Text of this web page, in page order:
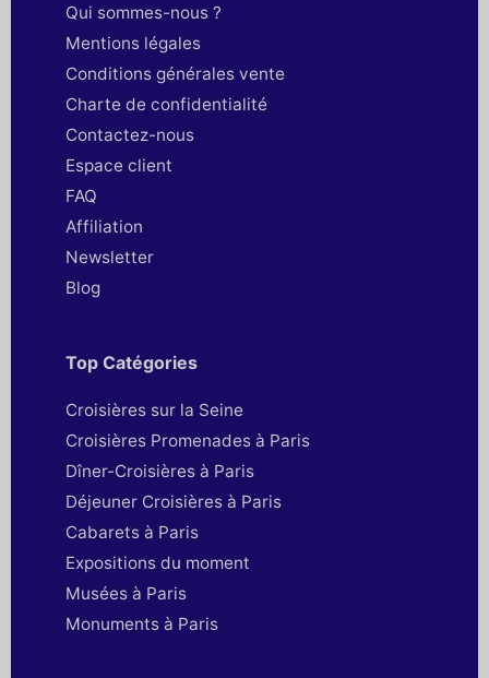
Qui sommes-nous ?
Mentions légales
Conditions générales vente
Charte de confidentialité
Contactez-nous
Espace client
FAQ
Affiliation
Newsletter
Blog
Top Catégories
Croisières sur la Seine
Croisières Promenades à Paris
Dîner-Croisières à Paris
Déjeuner Croisières à Paris
Cabarets à Paris
Expositions du moment
Musées à Paris
Monuments à Paris